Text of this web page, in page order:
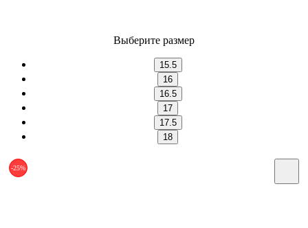
Выберите размер
15.5
16
16.5
17
17.5
18
-25%